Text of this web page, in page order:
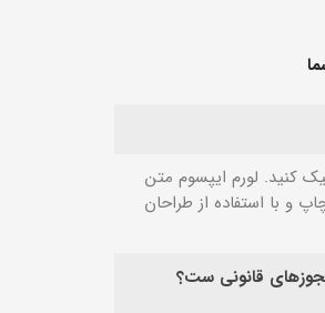
کنید. لورم ایپسوم متن
و با استفاده از طراحان
قانونی ست؟